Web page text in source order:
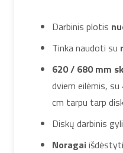
Darbinis plotis
Tinka naudoti su
620 / 680 mm
dviem eilėmis,
cm tarpu tarp
Diskų darbinis
Noragai